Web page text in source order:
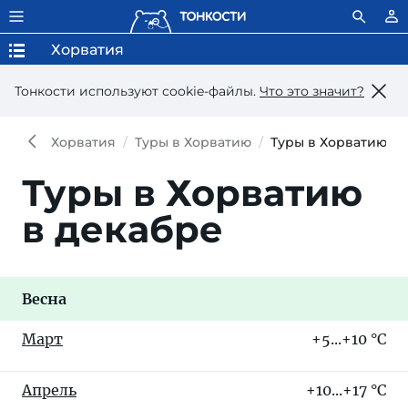
Тонкости используют сookie-файлы. Что это значит?
Хорватия
Хорватия Туры в Хорватию Туры в Хорватию в
Туры в Хорватию
в декабре
Весна
Март +5...+10 °C
Апрель +10...+17 °C